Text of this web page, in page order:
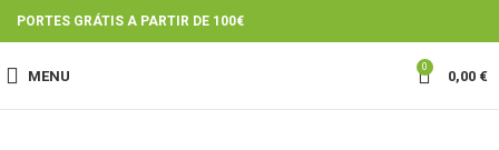
PORTES GRÁTIS A PARTIR DE 100€
MENU
0
0,00 €